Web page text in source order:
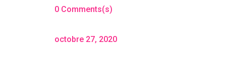
0 Comments(s)
octobre 27, 2020